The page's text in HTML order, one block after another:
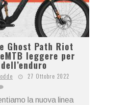
Ghost Path Riot
leggere per
27 Ottobre 2022
la nuova linea